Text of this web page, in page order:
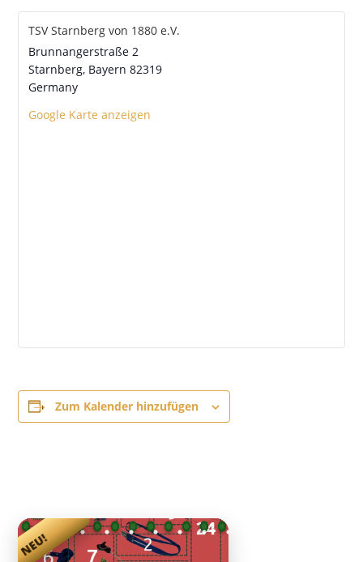
TSV Starnberg von 1880 e.V.
Brunnangerstraße 2
Starnberg, Bayern 82319
Germany
Google Karte anzeigen
Zum Kalender hinzufügen
NEU!